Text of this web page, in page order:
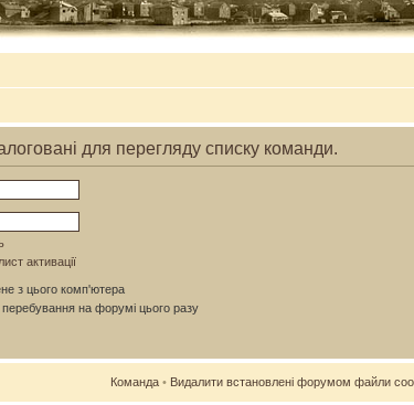
для перегляду списку команди.
активації
з цього комп'ютера
на форумі цього разу
Команда • Видалити встановлені форумом файли